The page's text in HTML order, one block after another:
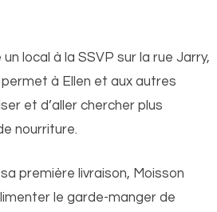
local à la SSVP sur la rue Jarry,
permet à Ellen et aux autres
et d’aller chercher plus
nourriture.
première livraison, Moisson
le garde-manger de